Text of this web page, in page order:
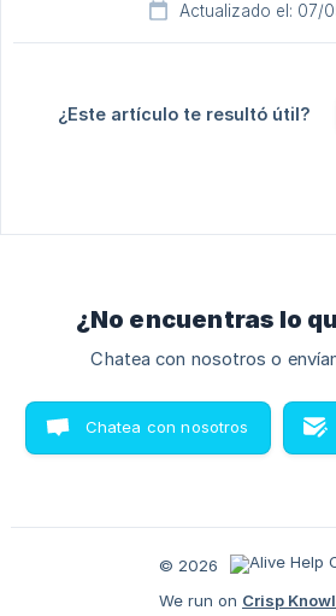
Actualizado el: 07/
¿Este artículo te resultó útil?
¿No encuentras lo
Chatea con nosotros o
Chatea con nosotros
© 2026
We run on Crisp